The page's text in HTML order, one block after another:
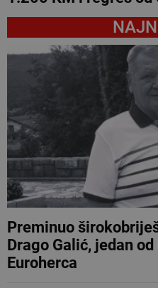
Preminuo
Drago Galić, jedan
Euroherca